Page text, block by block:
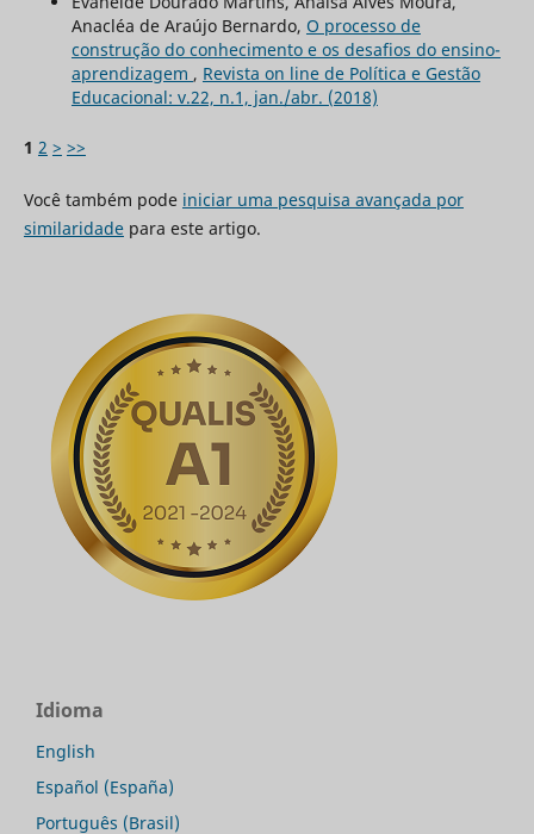
Anacléa de Araújo Bernardo, O processo de
construção do conhecimento e os desafios do ensino-
aprendizagem , Revista on line de Política e Gestão
Educacional: v.22, n.1, jan./abr. (2018)
1 2 > >>
Você também pode iniciar uma pesquisa avançada por
similaridadepara este artigo.
Idioma
English
Español (España)
Português (Brasil)